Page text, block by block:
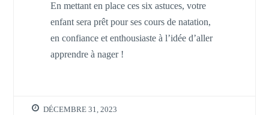
En mettant en place ces six astuces, votre
enfant sera prêt pour ses cours de natation,
en confiance et enthousiaste à l’idée d’aller
apprendre à nager !
DÉCEMBRE 31, 2023